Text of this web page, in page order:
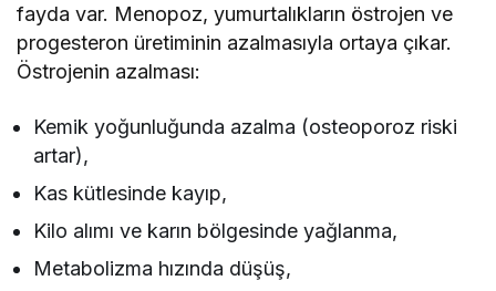
fayda var. Menopoz, yumurtalıkların östrojen ve
progesteron üretiminin azalmasıyla ortaya çıkar.
Östrojenin azalması:
Kemik yoğunluğunda azalma (osteoporoz riski
artar),
Kas kütlesinde kayıp,
Kilo alımı ve karın bölgesinde yağlanma,
Metabolizma hızında düşüş,